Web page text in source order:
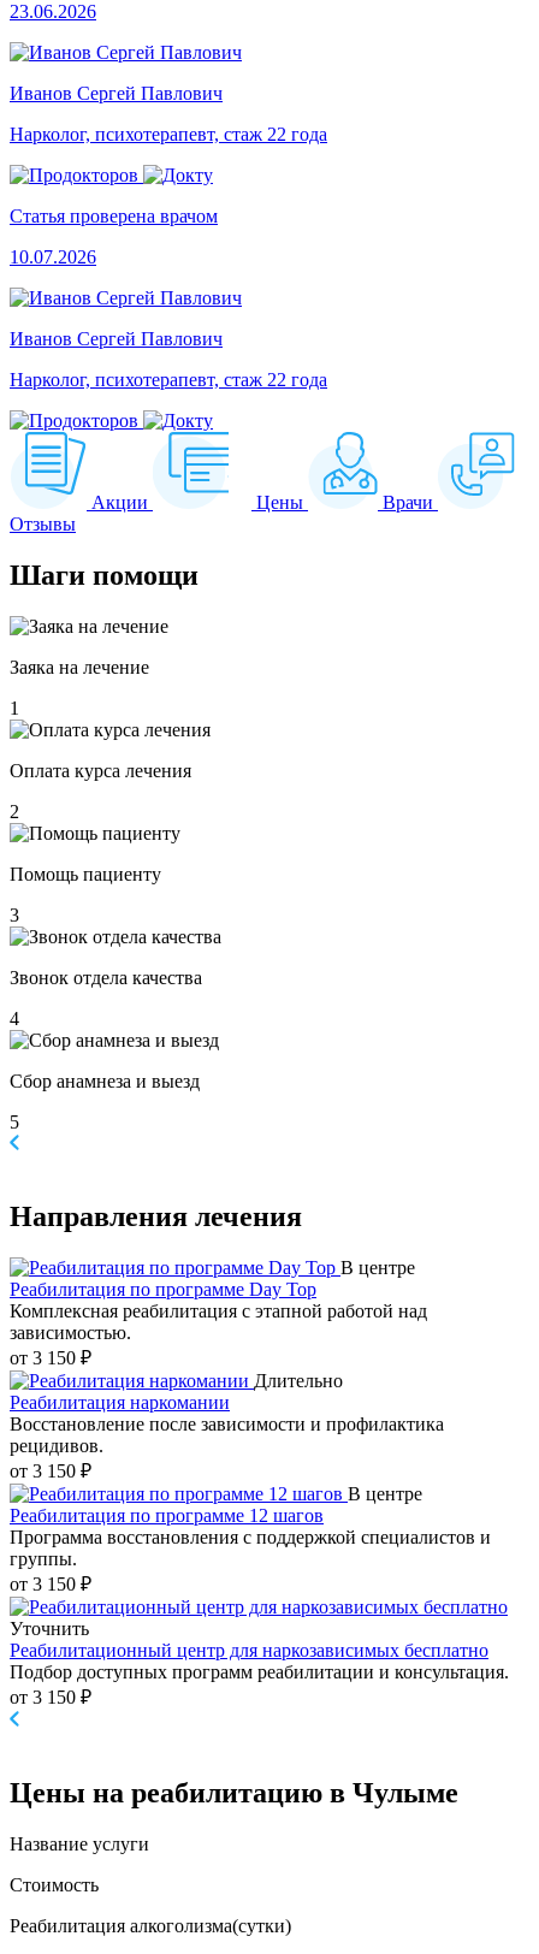
23.06.2026
Иванов Сергей Павлович
Нарколог, психотерапевт, стаж 22 года
Статья проверена врачом
10.07.2026
Иванов Сергей Павлович
Нарколог, психотерапевт, стаж 22 года
Акции Цены
Врачи
Отзывы
Шаги помощи
Заяка на лечение
1
Оплата курса лечения
2
Помощь пациенту
3
Звонок отдела качества
4
Сбор анамнеза и выезд
5
Направления лечения
В центре
Реабилитация по программе Day Top
Комплексная реабилитация с этапной работой над
зависимостью.
от 3 150 ₽
Длительно
Реабилитация наркомании
Восстановление после зависимости и профилактика
рецидивов.
от 3 150 ₽
В центре
Реабилитация по программе 12 шагов
Программа восстановления с поддержкой специалистов и
группы.
от 3 150 ₽
Уточнить
Реабилитационный центр для наркозависимых бесплатно
Подбор доступных программ реабилитации и консультация.
от 3 150 ₽
Цены на реабилитацию в Чулыме
Название услуги
Стоимость
Реабилитация алкоголизма(cутки)